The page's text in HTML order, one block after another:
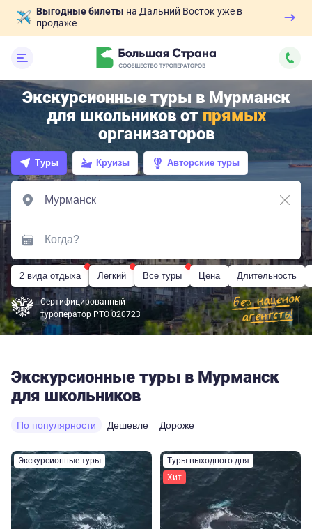
Выгодные билеты на Дальний Восток уже в
продаже
Экскурсионные туры в Мурманск
для школьников от прямых
организаторов
Туры Круизы Авторские туры
2 вида отдыха Легкий Все туры Цена Длительность
Сертифицированный
туроператор РТО 020723
Экскурсионные туры в Мурманск
для школьников
По популярности Дешевле Дороже
Экскурсионные туры
Туры выходного дня
Хит